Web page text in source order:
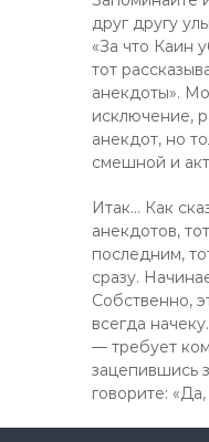
друг другу
«За что Каин
тот
анекдоты».
исключение,
анекдот, но
смешной и
Итак… Как
анекдотов,
последним,
сразу.
Собственно,
всегда
— требует
зацепившись
говорите: «Да,